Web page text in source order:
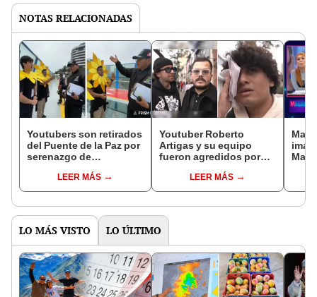
NOTAS RELACIONADAS
Youtubers son retirados
del Puente de la Paz por
serenazgo de
entiendo a Henry
Spencer"
LEER MÁS
Youtuber Roberto
Artigas y su equipo
fueron agredidos por
camarógrafo terminó
con un corte en la ceja
LEER MÁS
LO MÁS VISTO LO ÚLTIMO